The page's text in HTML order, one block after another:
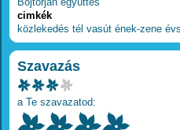
cimkék
közlekedés tél vasút ének-zene
Szavazás
a Te szavazatod: